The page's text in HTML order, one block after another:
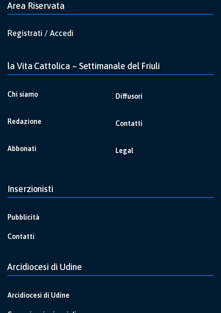
Area Riservata
Registrati / Accedi
la Vita Cattolica – Settimanale del Friuli
Chi siamo
Redazione
Abbonati
Diffusori
Contatti
Legal
Inserzionisti
Pubblicità
Contatti
Arcidiocesi di Udine
Arcidiocesi di Udine